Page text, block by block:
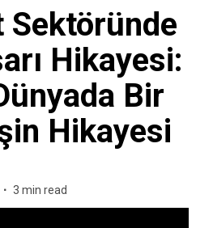
Sektöründe
Hikayesi:
Bir
Hikayesi
3 min read